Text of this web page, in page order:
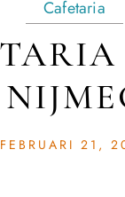
Cafetaria
FEBRUARI 21,